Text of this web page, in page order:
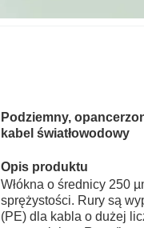
Podziemny,
kabel światłowodowy
Opis produktu
Włókna o średnicy 250
sprężystości. Rury są
(PE) dla kabla o dużej